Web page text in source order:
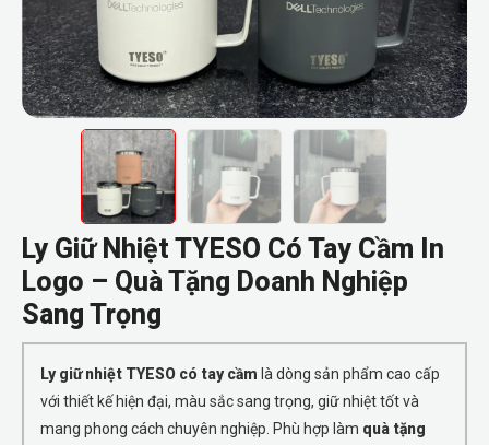
Ly Giữ Nhiệt TYESO Có Tay Cầm In
Logo – Quà Tặng Doanh Nghiệp
Sang Trọng
Ly giữ nhiệt TYESO có tay cầm là dòng sản phẩm cao cấp
với thiết kế hiện đại, màu sắc sang trọng, giữ nhiệt tốt và
mang phong cách chuyên nghiệp. Phù hợp làm quà tặng